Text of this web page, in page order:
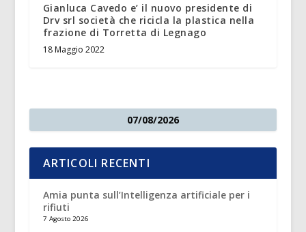
Gianluca Cavedo e’ il nuovo presidente di
Drv srl società che ricicla la plastica nella
frazione di Torretta di Legnago
18 Maggio 2022
07/08/2026
ARTICOLI RECENTI
Amia punta sull’Intelligenza artificiale per i
rifiuti
7 Agosto 2026